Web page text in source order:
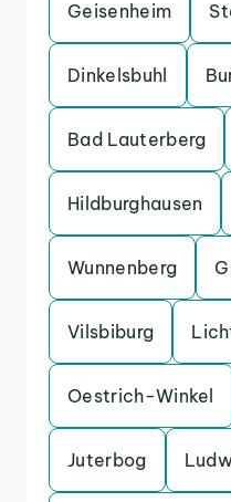
Geisenheim
Dinkelsbuhl
Bad Lauterberg
Hildburghausen
Wunnenberg
Vilsbiburg
Oestrich-Winkel
Juterbog